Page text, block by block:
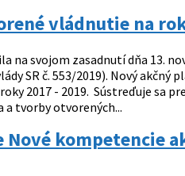
vládnutie na
na svojom zasadnutí dňa 13.
SR č. 553/2019). Nový akčný
2017 - 2019. Sústreďuje
a tvorby otvorených...
kompetencie